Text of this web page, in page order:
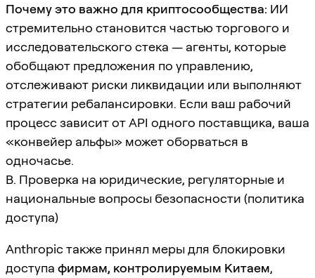
Почему это важно для криптосообщества: ИИ
стремительно становится частью торгового и
исследовательского стека — агенты, которые
обобщают предложения по управлению,
отслеживают риски ликвидации или выполняют
стратегии ребалансировки. Если ваш рабочий
процесс зависит от API одного поставщика, ваша
«конвейер альфы» может оборваться в
одночасье.
B. Проверка на юридические, регуляторные и
национальные вопросы безопасности (политика
доступа)
Anthropic также принял меры для блокировки
доступа фирмам, контролируемым Китаем,